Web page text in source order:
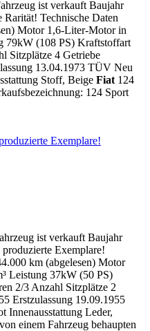
ist verkauft Baujahr
Technische Daten
Motor 1,6-Liter-Motor in
79kW (108 PS) Kraftstoffart
Sitzplätze 4 Getriebe
13.04.1973 TÜV Neu
Stoff, Beige Fiat 124
124 Sport
Exemplare!
ist verkauft Baujahr
Exemplare!
km (abgelesen) Motor
Leistung 37kW (50 PS)
2/3 Anzahl Sitzplätze 2
Erstzulassung 19.09.1955
Innenausstattung Leder,
einem Fahrzeug behaupten